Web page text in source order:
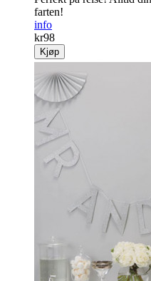
Miniflakong tre
Perfekt på reise! Alltid
Kjøp